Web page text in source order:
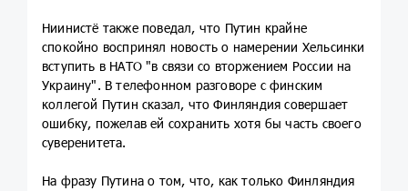
Ниинистё также поведал, что Путин крайне
спокойно воспринял новость о намерении Хельсинки
вступить в НАТО "в связи со вторжением России на
Украину". В телефонном разговоре с финским
коллегой Путин сказал, что Финляндия совершает
ошибку, пожелав ей сохранить хотя бы часть своего
суверенитета.
На фразу Путина о том, что, как только Финляндия